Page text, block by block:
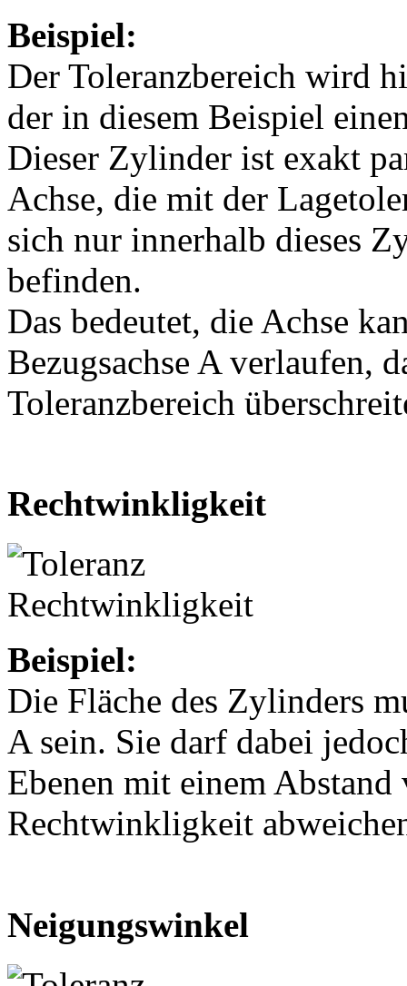
Beispiel:
Der Toleranzbereich wird
der in diesem Beispiel
Dieser Zylinder ist exakt
Achse, die mit der
sich nur innerhalb dieses
befinden.
Das bedeutet, die Achse
Bezugsachse A verlaufen,
Toleranzbereich
Rechtwinkligkeit
Beispiel:
Die Fläche des Zylinders
A sein. Sie darf dabei
Ebenen mit einem
Rechtwinkligkeit
Neigungswinkel